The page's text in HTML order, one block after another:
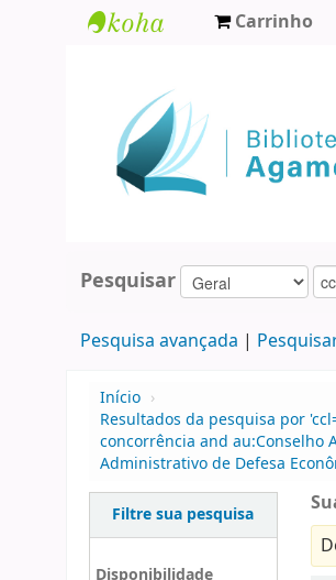
Agamenon
Magalhães
Carrinho
Pesquisar
Pesquisa avançada
Início ›
Resultados da pesquisa por
concorrência and au:Conselho
Administrativo de Defesa
Filtre sua pesquisa
Disponibilidade